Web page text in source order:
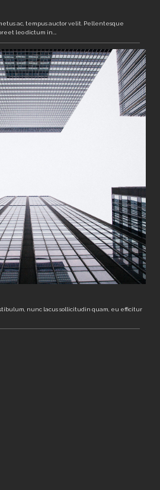
ac, tempus auctor velit. Pellentesque
leo dictum in.…
nunc lacus sollicitudin quam, eu efficitur